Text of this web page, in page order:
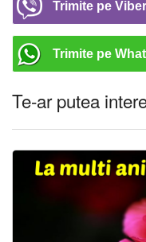
Trimite pe Viber
Trimite pe
Te-ar putea